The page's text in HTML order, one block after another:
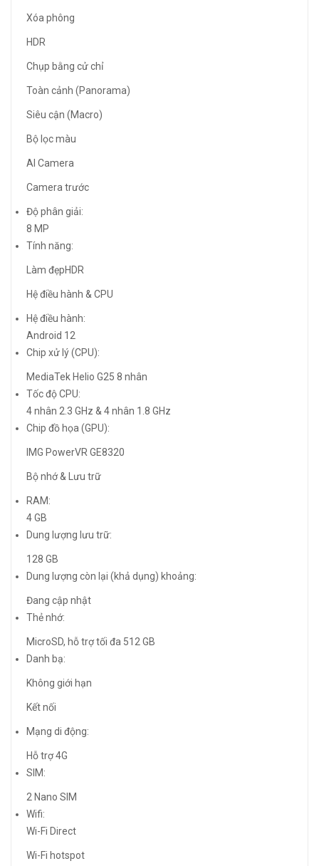
Xóa phông
HDR
Chụp bằng cử chỉ
Toàn cảnh (Panorama)
Siêu cận (Macro)
Bộ lọc màu
AI Camera
Camera trước
Độ phân giải:
8 MP
Tính năng:
Làm đẹpHDR
Hệ điều hành & CPU
Hệ điều hành:
Android 12
Chip xử lý (CPU):
MediaTek Helio G25 8 nhân
Tốc độ CPU:
4 nhân 2.3 GHz & 4 nhân 1.8 GHz
Chip đồ họa (GPU):
IMG PowerVR GE8320
Bộ nhớ & Lưu trữ
RAM:
4 GB
Dung lượng lưu trữ:
128 GB
Dung lượng còn lại (khả dụng) khoảng:
Đang cập nhật
Thẻ nhớ:
MicroSD, hỗ trợ tối đa 512 GB
Danh bạ:
Không giới hạn
Kết nối
Mạng di động:
Hỗ trợ 4G
SIM:
2 Nano SIM
Wifi:
Wi-Fi Direct
Wi-Fi hotspot